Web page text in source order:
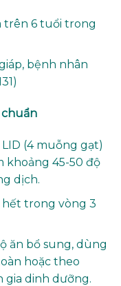
trên 6 tuổi trong
bệnh nhân
chuẩn
(4 muỗng gạt)
khoảng 45-50 độ
dịch.
hết trong vòng 3
ăn bổ sung, dùng
hoặc theo
gia dinh dưỡng.